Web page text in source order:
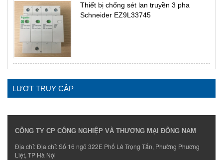
Thiết bị chống sét lan truyền 3 pha
Schneider EZ9L33745
LƯỢT TRUY CẬP
CÔNG TY CP CÔNG NGHIỆP VÀ THƯƠNG MẠI ĐÔNG NAM
Địa chỉ: Địa chỉ: Số 16 ngõ 322E Phố Lê Trọng Tấn, Phường Phương
Liệt, TP Hà Nội